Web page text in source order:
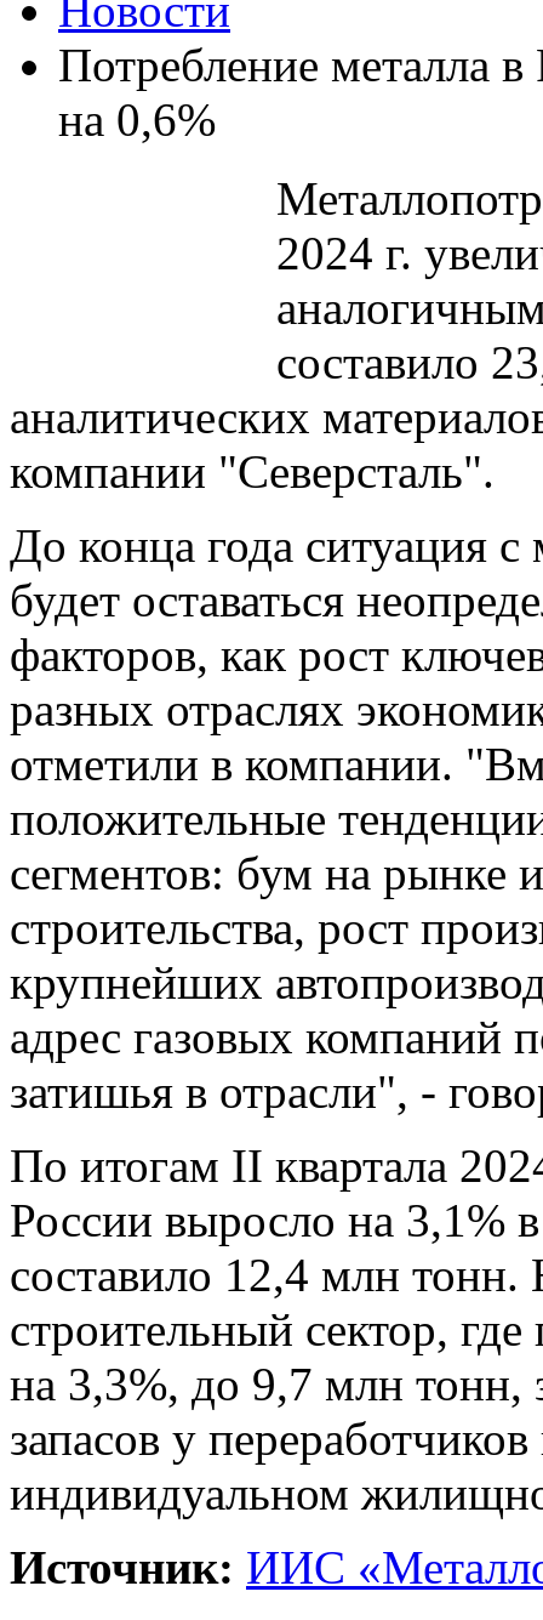
Потребление металла
на 0,6%
2024 г.
составило
аналитических
компании "Северсталь".
До конца года ситуация
будет оставаться
факторов, как рост
разных отраслях
отметили в компании.
положительные
сегментов: бум на рынке
строительства, рост
крупнейших
адрес газовых компаний
затишья в отрасли", -
По итогам II квартала
России выросло на 3,1%
составило 12,4 млн
строительный сектор,
на 3,3%, до 9,7 млн тонн,
запасов у
индивидуальном
Источник: ИИС